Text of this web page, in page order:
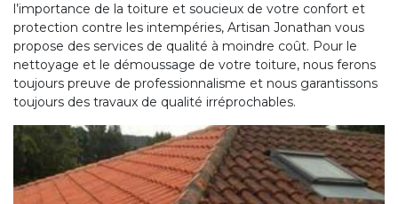
l’importance de la toiture et soucieux de votre confort et
protection contre les intempéries, Artisan Jonathan vous
propose des services de qualité à moindre coût. Pour le
nettoyage et le démoussage de votre toiture, nous ferons
toujours preuve de professionnalisme et nous garantissons
toujours des travaux de qualité irréprochables.